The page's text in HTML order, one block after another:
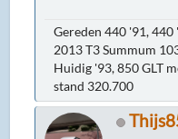
Gereden 440 '91, 440
2013 T3 Summum
Huidig '93, 850 GLT
stand 320.700